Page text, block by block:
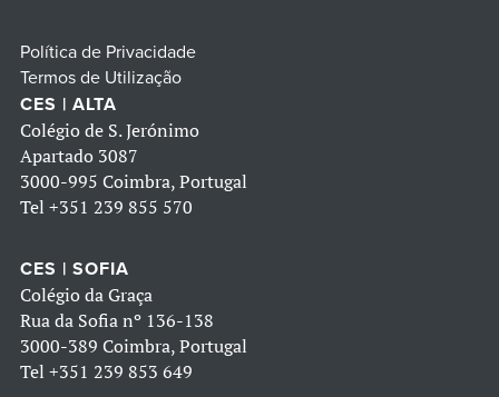
Política de Privacidade
Termos de Utilização
CES | ALTA
Colégio de S. Jerónimo
Apartado 3087
3000-995 Coimbra, Portugal
Tel +351 239 855 570
CES | SOFIA
Colégio da Graça
Rua da Sofia nº 136-138
3000-389 Coimbra, Portugal
Tel +351 239 853 649